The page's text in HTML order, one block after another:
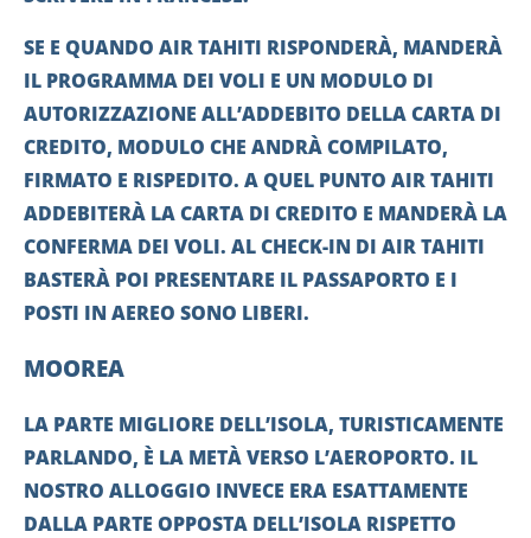
SE E QUANDO AIR TAHITI RISPONDERÀ, MANDERÀ
IL PROGRAMMA DEI VOLI E UN MODULO DI
AUTORIZZAZIONE ALL’ADDEBITO DELLA CARTA DI
CREDITO, MODULO CHE ANDRÀ COMPILATO,
FIRMATO E RISPEDITO. A QUEL PUNTO AIR TAHITI
ADDEBITERÀ LA CARTA DI CREDITO E MANDERÀ LA
CONFERMA DEI VOLI. AL CHECK-IN DI AIR TAHITI
BASTERÀ POI PRESENTARE IL PASSAPORTO E I
POSTI IN AEREO SONO LIBERI.
MOOREA
LA PARTE MIGLIORE DELL’ISOLA, TURISTICAMENTE
PARLANDO, È LA METÀ VERSO L’AEROPORTO. IL
NOSTRO ALLOGGIO INVECE ERA ESATTAMENTE
DALLA PARTE OPPOSTA DELL’ISOLA RISPETTO